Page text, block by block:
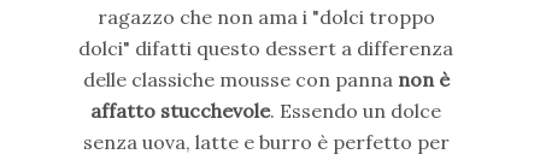
ragazzo che non ama i "dolci troppo
dolci" difatti questo dessert a differenza
delle classiche mousse con panna non è
affatto stucchevole. Essendo un dolce
senza uova, latte e burro è perfetto per